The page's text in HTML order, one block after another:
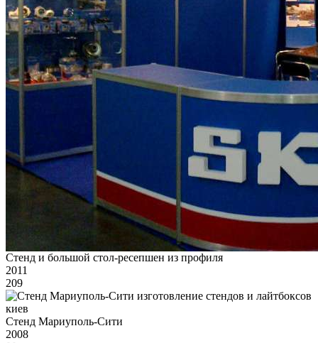
Стенд и большой стол-ресепшен из профиля
2011
209
Стенд Мариуполь-Сити
2008